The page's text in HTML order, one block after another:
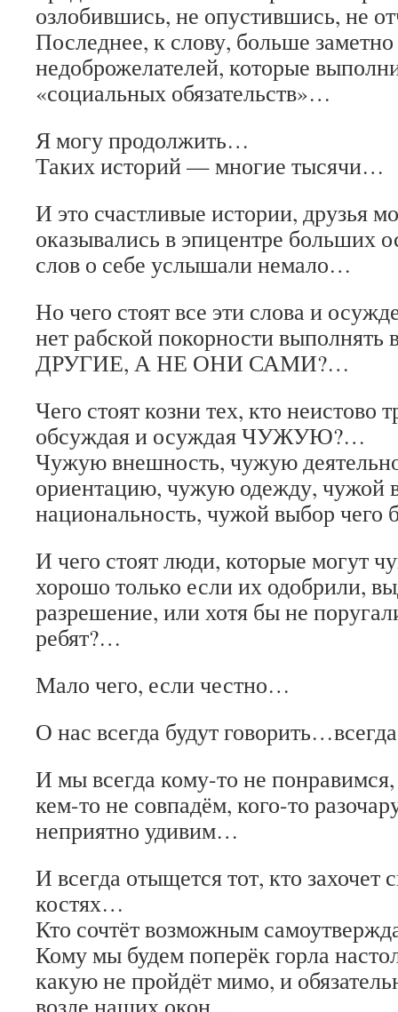
озлобившись, не опустившись, не
Последнее, к слову, больше заметно
недоброжелателей, которые
«социальных обязательств»…
Я могу продолжить…
Таких историй — многие тысячи…
И это счастливые истории, друзья
оказывались в эпицентре больших
слов о себе услышали немало…
Но чего стоят все эти слова и
нет рабской покорности
ДРУГИЕ, А НЕ ОНИ САМИ?…
Чего стоят козни тех, кто
обсуждая и осуждая ЧУЖУЮ?…
Чужую внешность, чужую
ориентацию, чужую одежду, чужой
национальность, чужой выбор
И чего стоят люди, которые могут
хорошо только если их одобрили,
разрешение, или хотя бы не
ребят?…
Мало чего, если честно…
О нас всегда будут
И мы всегда кому-то не
кем-то не совпадём, кого-то
неприятно удивим…
И всегда отыщется тот, кто захочет
костях…
Кто сочтёт возможным
Кому мы будем поперёк горла
какую не пройдёт мимо, и
возле наших окон…